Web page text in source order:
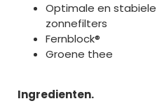
Optimale en
zonnefilters
Fernblock®
Groene thee
Ingredienten.